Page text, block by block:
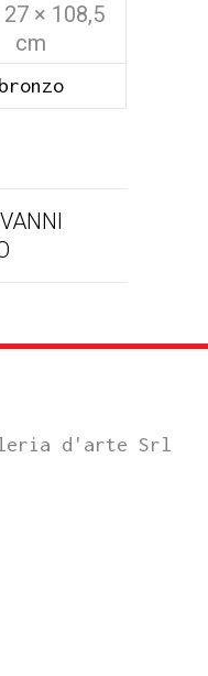
× 108,5
cm
bronzo
d'arte Srl